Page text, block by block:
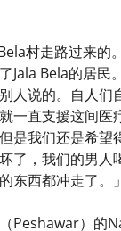
村走路过来的
Jala Bela的居民
人说的。自人们
一直支援这间医
是我们还是希望
了，我们的男人
东西都冲走了。」
Peshawar）的